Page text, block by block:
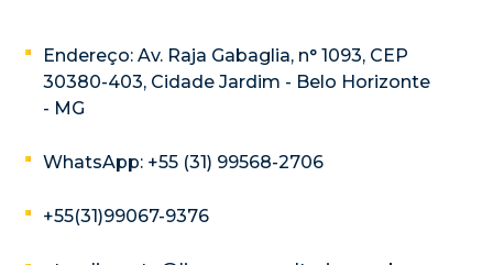
Endereço: Av. Raja Gabaglia, n° 1093, CEP
30380-403, Cidade Jardim - Belo Horizonte
- MG
WhatsApp: +55 (31) 99568-2706
+55(31)99067-9376